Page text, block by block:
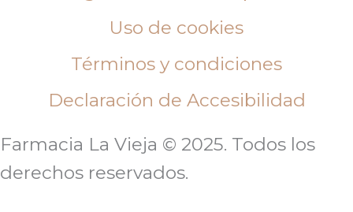
Uso de cookies
Términos y condiciones
Declaración de Accesibilidad
Farmacia La Vieja © 2025. Todos los
derechos reservados.